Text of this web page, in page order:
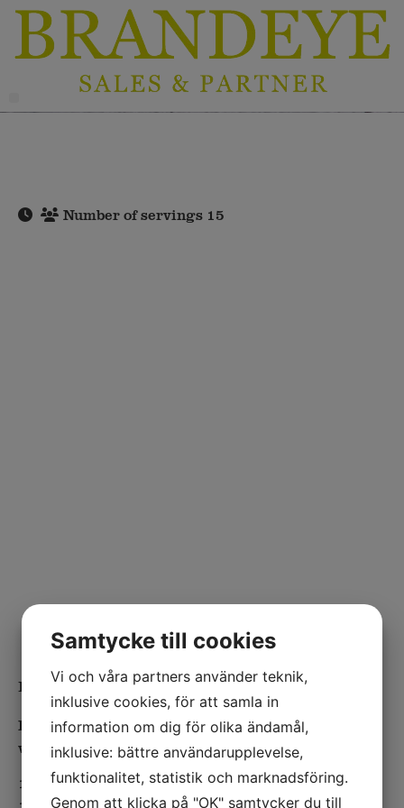
Number of servings 15
Ingredients
Base your calculations on the gelatin you are
working with
1 gelatin sheet (pork)
Samtycke till cookies
Vi och våra partners använder teknik,
inklusive cookies, för att samla in
information om dig för olika ändamål,
inklusive: bättre användarupplevelse,
funktionalitet, statistik och marknadsföring.
Genom att klicka på "OK" samtycker du till